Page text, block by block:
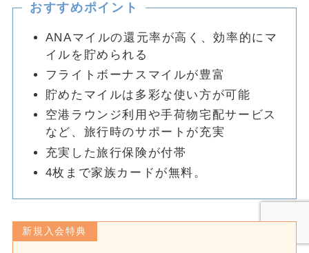
おすすめポイント
ANAマイルの還元率が高く、効率的にマ
イルを貯められる
フライトボーナスマイルが豊富
貯めたマイルは多彩な使い方が可能
空港ラウンジ利用や手荷物宅配サービス
など、旅行時のサポートが充実
充実した旅行保険が付帯
4枚まで家族カードが無料。
新規入会特典